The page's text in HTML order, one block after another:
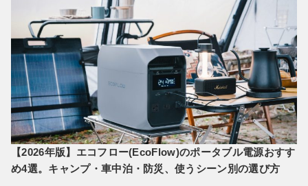
【2026年版】エコフロー(EcoFlow)のポータブル電源おすす
め4選。キャンプ・車中泊・防災、使うシーン別の選び方